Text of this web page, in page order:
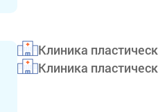
Клиника
Клиника